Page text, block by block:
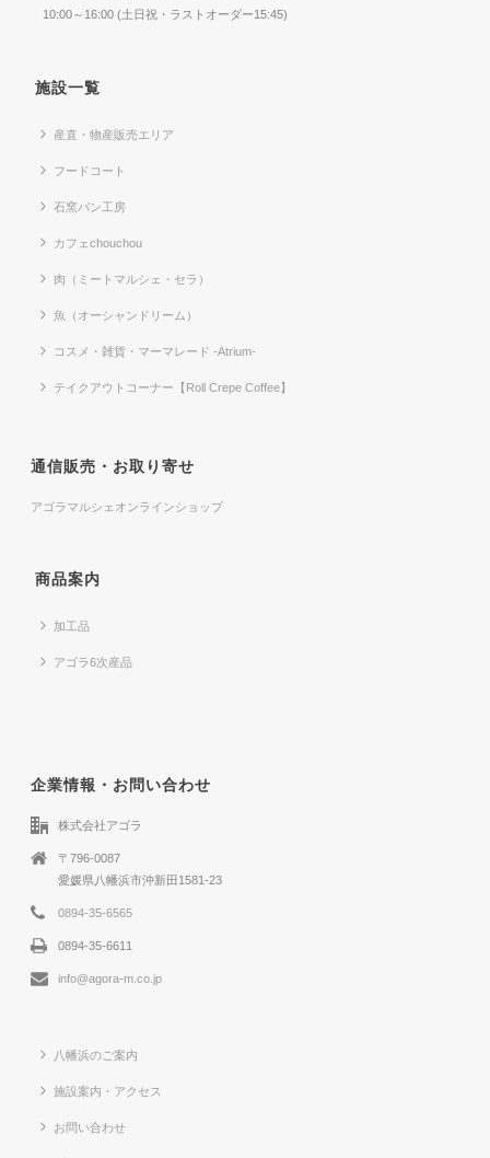
10:00～16:00 (土日祝・ラストオーダー15:45)
施設一覧
産直・物産販売エリア
フードコート
石窯パン工房
カフェchouchou
肉（ミートマルシェ・セラ）
魚（オーシャンドリーム）
コスメ・雑貨・マーマレード -Atrium-
テイクアウトコーナー【Roll Crepe Coffee】
通信販売・お取り寄せ
アゴラマルシェオンラインショップ
商品案内
加工品
アゴラ6次産品
企業情報・お問い合わせ
株式会社アゴラ
〒796-0087
愛媛県八幡浜市沖新田1581-23
0894-35-6565
0894-35-6611
info@agora-m.co.jp
八幡浜のご案内
施設案内・アクセス
お問い合わせ